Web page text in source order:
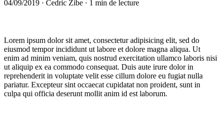
04/09/2019 · Cedric Zibe · 1 min de lecture
Lorem ipsum dolor sit amet, consectetur adipisicing elit, sed do
eiusmod tempor incididunt ut labore et dolore magna aliqua. Ut
enim ad minim veniam, quis nostrud exercitation ullamco laboris nisi
ut aliquip ex ea commodo consequat. Duis aute irure dolor in
reprehenderit in voluptate velit esse cillum dolore eu fugiat nulla
pariatur. Excepteur sint occaecat cupidatat non proident, sunt in
culpa qui officia deserunt mollit anim id est laborum.